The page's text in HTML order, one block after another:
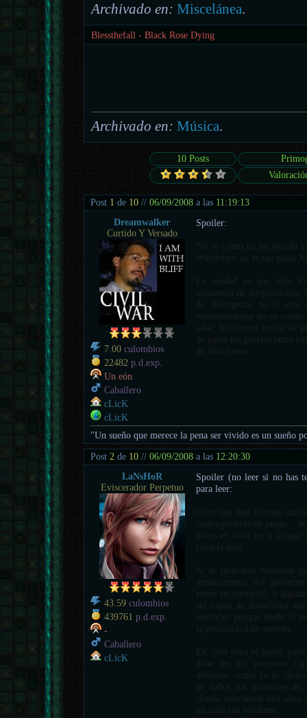
Archivado en: Miscelánea.
Blessthefall - Black Rose Dying
Archivado en: Música.
10 Posts
Post 1 de 10 //06/09/2008 a las 11:19:13
Dreamwalker
Curtido Y Versado
7.00 culombios
22482 p.d.exp.
Un eón
Caballero
cLicK
cLicK
Spoiler:
No sé cómo no ha venido
Watchmen no es tan malo
La verdad es que todo
existencia de teleportación,
de alienígenas no lo doy
estadounidense no es
sabe, hay cierta teoría de
de parar las guerras entre
de Watchmen.
"Un sueño que merece la pena ser vivido es un sueño
Post 2 de 10 //06/09/2008 a las 12:20:30
LaNsHoR
Eviscerador Perpetuo
43.59 culombios
439761 p.d.exp.
-
Caballero
cLicK
Spoiler (no leer si no has
para leer:
Creo que hay formas
tantos poderes en juego...
no es el final en sí lo que
faltaría más.
Si al principio hubieran
departamento del
poner un ejemplo), o
ser capaz de desarrollar
perfecto: porque desde el
la posibilidad de suceder.
En cada obra el lector
debe en los primeros
definido, como ya he
de todos los manuales
siendo watchmen una obra
un fallo tan evidente.